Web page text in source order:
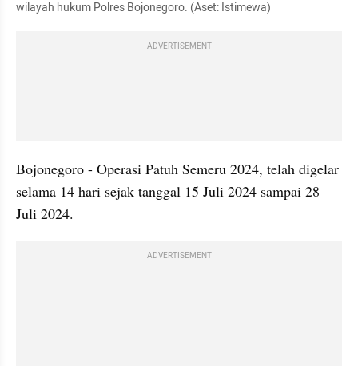
wilayah hukum Polres Bojonegoro. (Aset: Istimewa)
ADVERTISEMENT
Bojonegoro - Operasi Patuh Semeru 2024, telah digelar
selama 14 hari sejak tanggal 15 Juli 2024 sampai 28
Juli 2024.
ADVERTISEMENT